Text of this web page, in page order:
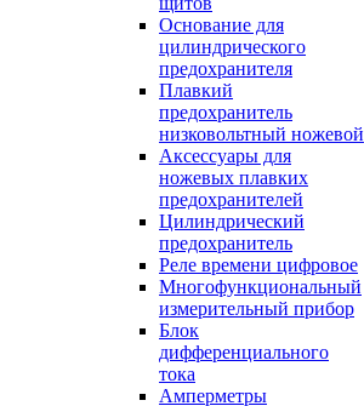
Основание для
цилиндрического
предохранителя
Плавкий
предохранитель
низковольтный ножевой
Аксессуары для
ножевых плавких
предохранителей
Цилиндрический
предохранитель
Реле времени цифровое
Многофункциональный
измерительный прибор
Блок
дифференциального
тока
Амперметры